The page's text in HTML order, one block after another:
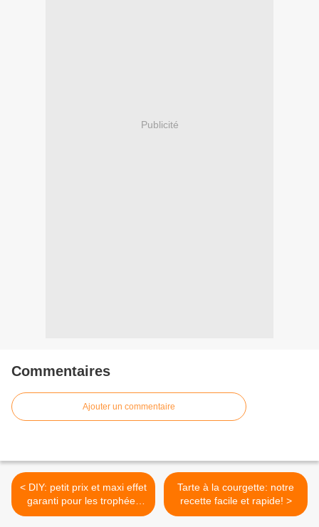
Publicité
Commentaires
Ajouter un commentaire
< DIY: petit prix et maxi effet
garanti pour les trophées
en carton 10 Doigts !
Tarte à la courgette: notre
recette facile et rapide! >